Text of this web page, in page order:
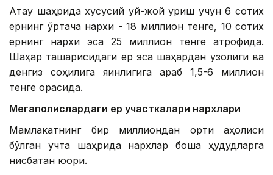
Ақтау шаҳрида хусусий уй-жой қуриш учун 6 сотих
ернинг ўртача нархи - 18 миллион тенге, 10 сотих
ернинг нархи эса 25 миллион тенге атрофида.
Шаҳар ташқарисидаги ер эса шаҳардан узоқлиги ва
денгиз соҳилига яқинлигига қараб 1,5-6 миллион
тенге орасида.
Мегаполислардаги ер участкалари нархлари
Мамлакатнинг бир миллиондан ортиқ аҳолиси
бўлган учта шаҳрида нархлар бошқа ҳудудларга
нисбатан юқори.